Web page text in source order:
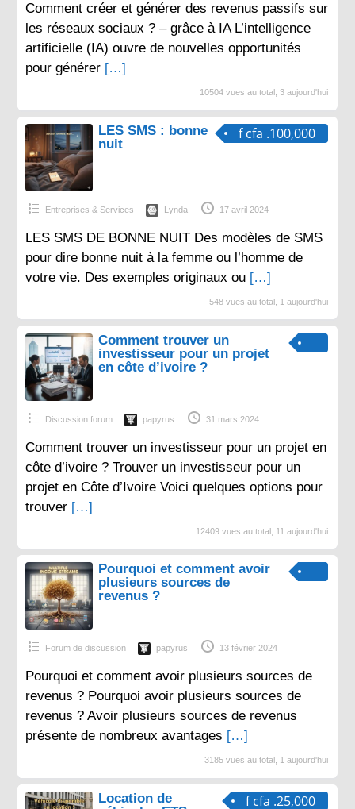
Comment créer et générer des revenus passifs sur
les réseaux sociaux ? – grâce à IA L’intelligence
artificielle (IA) ouvre de nouvelles opportunités
pour générer […]
10504 vues au total, 3 aujourd'hui
f cfa .100,000
LES SMS : bonne
nuit
Entreprises & Services Lynda 17 avril 2024
LES SMS DE BONNE NUIT Des modèles de SMS
pour dire bonne nuit à la femme ou l’homme de
votre vie. Des exemples originaux ou […]
548 vues au total, 1 aujourd'hui
Comment trouver un
investisseur pour un projet
en côte d’ivoire ?
Discussion forum papyrus 31 mars 2024
Comment trouver un investisseur pour un projet en
côte d’ivoire ? Trouver un investisseur pour un
projet en Côte d’Ivoire Voici quelques options pour
trouver […]
12409 vues au total, 11 aujourd'hui
Pourquoi et comment avoir
plusieurs sources de
revenus ?
Forum de discussion papyrus 13 février 2024
Pourquoi et comment avoir plusieurs sources de
revenus ? Pourquoi avoir plusieurs sources de
revenus ? Avoir plusieurs sources de revenus
présente de nombreux avantages […]
3185 vues au total, 1 aujourd'hui
f cfa .25,000
Location de